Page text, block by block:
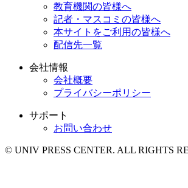
教育機関の皆様へ
記者・マスコミの皆様へ
本サイトをご利用の皆様へ
配信先一覧
会社情報
会社概要
プライバシーポリシー
サポート
お問い合わせ
© UNIV PRESS CENTER. ALL RIGHTS